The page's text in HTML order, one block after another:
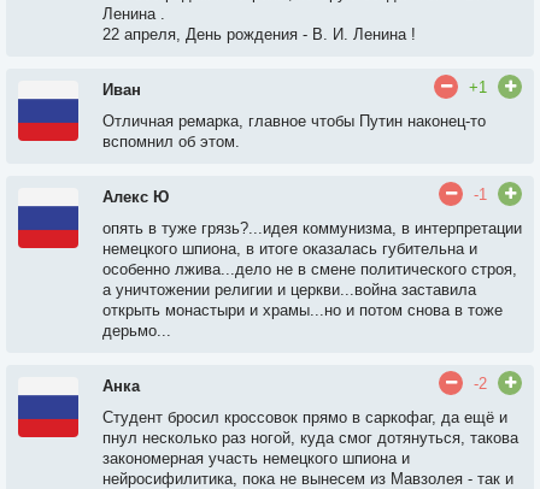
Ленина .
22 апреля, День рождения - В. И. Ленина !
Иван
+1
Отличная ремарка, главное чтобы Путин наконец-то
вспомнил об этом.
Алекс Ю
-1
опять в туже грязь?...идея коммунизма, в интерпретации
немецкого шпиона, в итоге оказалась губительна и
особенно лжива...дело не в смене политического строя,
а уничтожении религии и церкви...война заставила
открыть монастыри и храмы...но и потом снова в тоже
дерьмо...
Анка
-2
Студент бросил кроссовок прямо в саркофаг, да ещё и
пнул несколько раз ногой, куда смог дотянуться, такова
закономерная участь немецкого шпиона и
нейросифилитика, пока не вынесем из Мавзолея - так и